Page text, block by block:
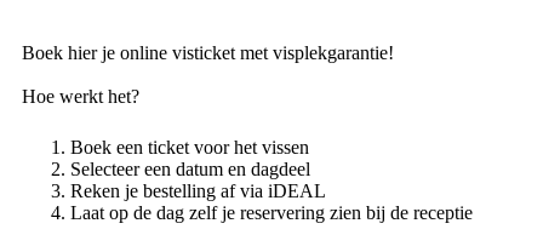
Boek hier je online visticket met visplekgarantie!
Hoe werkt het?
Boek een ticket voor het vissen
Selecteer een datum en dagdeel
Reken je bestelling af via iDEAL
Laat op de dag zelf je reservering zien bij de receptie